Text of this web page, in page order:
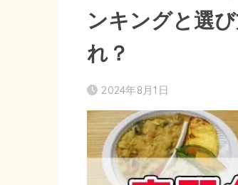
ンキングと選
れ？
2024年8月1日